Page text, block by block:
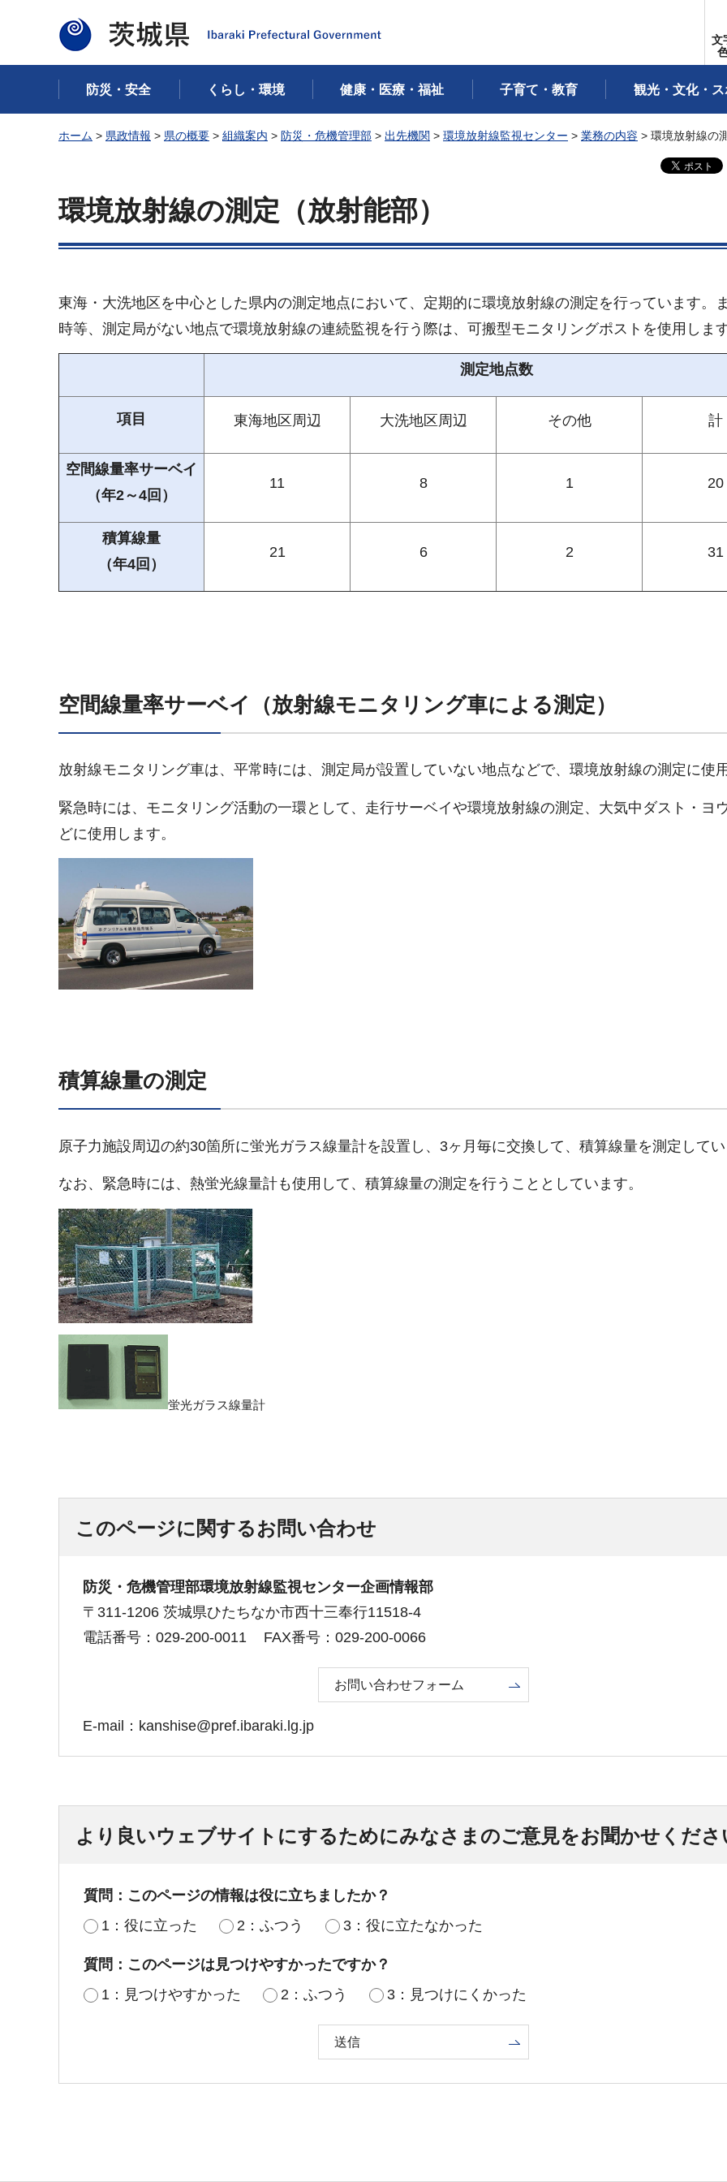
茨城県
文
防災・安全 くらし・環境 健康・医療・福祉 子育て・教育 観光・文化・
ホーム > 県政情報 > 県の概要 > 組織案内 > 防災・危機管理部 > 出先機関 > 環境放射線監視センター > 業務の内容 > 環境放射線の
環境放射線の測定（放射能部）
東海・大洗地区を中心とした県内の測定地点において、定期的に環境放射線の測定を行っています。
時等、測定局がない地点で環境放射線の連続監視を行う際は、可搬型モニタリングポストを使用しま
測定地点数
項目 東海地区周辺 大洗地区周辺 その他 計
空間線量率サーベイ
（年2～4回）
11 8 1 20
積算線量
（年4回）
21 6 2 31
空間線量率サーベイ（放射線モニタリング車による測定）
放射線モニタリング車は、平常時には、測定局が設置していない地点などで、環境放射線の測定に使
緊急時には、モニタリング活動の一環として、走行サーベイや環境放射線の測定、大気中ダスト・ヨ
どに使用します。
積算線量の測定
原子力施設周辺の約30箇所に蛍光ガラス線量計を設置し、3ヶ月毎に交換して、積算線量を測定して
なお、緊急時には、熱蛍光線量計も使用して、積算線量の測定を行うこととしています。
蛍光ガラス線量計
このページに関するお問い合わせ
防災・危機管理部環境放射線監視センター企画情報部
〒311-1206 茨城県ひたちなか市西十三奉行11518-4
電話番号：029-200-0011
FAX番号：029-200-0066
お問い合わせフォーム
E-mail：kanshise@pref.ibaraki.lg.jp
より良いウェブサイトにするためにみなさまのご意見をお聞かせくださ
質問：このページの情報は役に立ちましたか？
1：役に立った
2：ふつう 3：役に立たなかった
質問：このページは見つけやすかったですか？
1：見つけやすかった
2：ふつう 3：見つけにくかった